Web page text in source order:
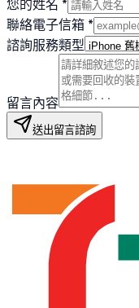
您的姓名 *
聯絡電子信箱 *
諮詢服務類型
留言內容
送出留言諮詢